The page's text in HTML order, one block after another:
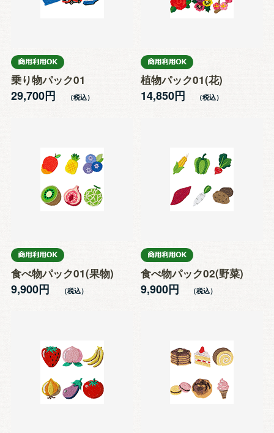
乗り物パック01
29,700円
植物パック01(花)
14,850円
食べ物パック01(果物)
9,900円
食べ物パック02(野菜)
9,900円